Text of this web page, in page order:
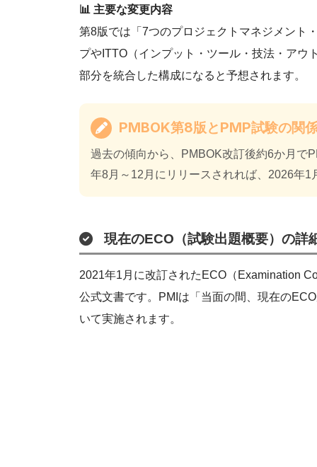
📊 主要な変更内容
第8版では「7つのプロジェクトマネジメント
プやITTO（インプット・ツール・技法・アウ
部分を統合した構成になると予想されます。
PMBOK第8版とPMP試験の関
過去の傾向から、PMBOK改訂後約6か月で
年8月～12月にリリースされれば、2026年
現在のECO（試験出題概要）の詳
2021年1月に改訂されたECO（Examination
公式文書です。PMIは「当面の間、現在の
いて実施されます。